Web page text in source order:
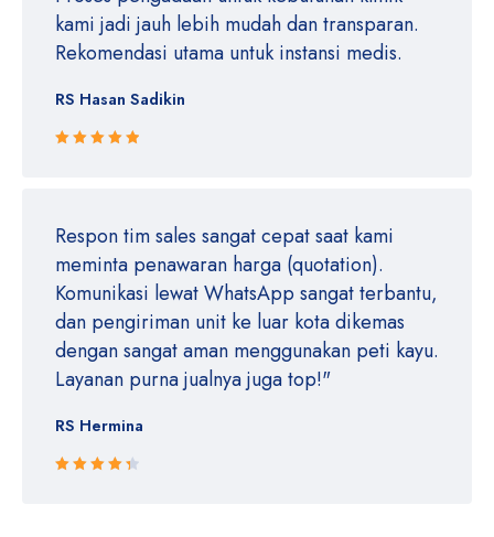
kami jadi jauh lebih mudah dan transparan.
Rekomendasi utama untuk instansi medis.
RS Hasan Sadikin
Respon tim sales sangat cepat saat kami
meminta penawaran harga (quotation).
Komunikasi lewat WhatsApp sangat terbantu,
dan pengiriman unit ke luar kota dikemas
dengan sangat aman menggunakan peti kayu.
Layanan purna jualnya juga top!"
RS Hermina